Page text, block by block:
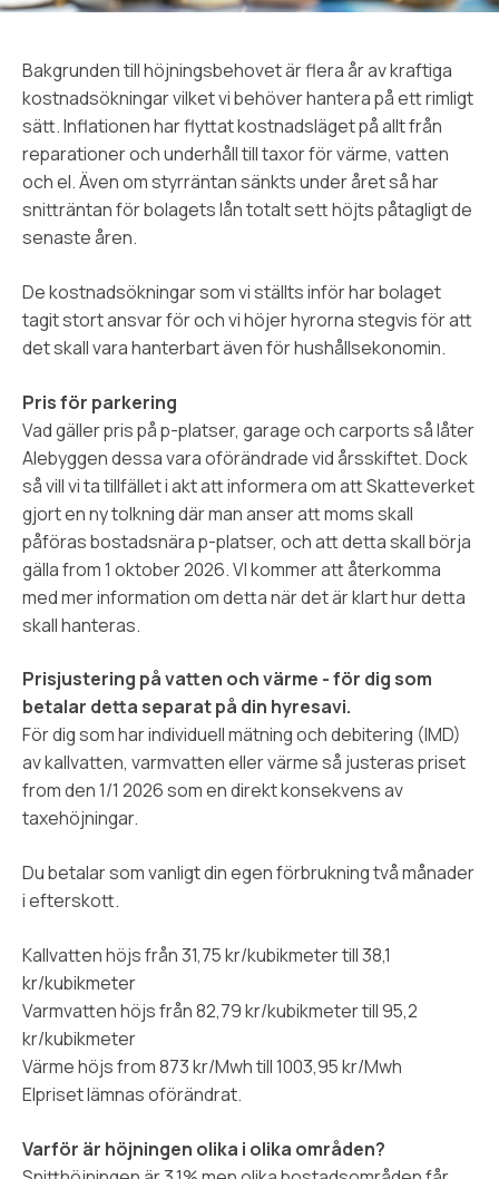
Bakgrunden till höjningsbehovet är flera år av kraftiga
kostnadsökningar vilket vi behöver hantera på ett rimligt
sätt. Inflationen har flyttat kostnadsläget på allt från
reparationer och underhåll till taxor för värme, vatten
och el. Även om styrräntan sänkts under året så har
snitträntan för bolagets lån totalt sett höjts påtagligt de
senaste åren.
De kostnadsökningar som vi ställts inför har bolaget
tagit stort ansvar för och vi höjer hyrorna stegvis för att
det skall vara hanterbart även för hushållsekonomin.
Pris för parkering
Vad gäller pris på p-platser, garage och carports så låter
Alebyggen dessa vara oförändrade vid årsskiftet. Dock
så vill vi ta tillfället i akt att informera om att Skatteverket
gjort en ny tolkning där man anser att moms skall
påföras bostadsnära p-platser, och att detta skall börja
gälla from 1 oktober 2026. VI kommer att återkomma
med mer information om detta när det är klart hur detta
skall hanteras.
Prisjustering på vatten och värme - för dig som
betalar detta separat på din hyresavi.
För dig som har individuell mätning och debitering (IMD)
av kallvatten, varmvatten eller värme så justeras priset
from den 1/1 2026 som en direkt konsekvens av
taxehöjningar.
Du betalar som vanligt din egen förbrukning två månader
i efterskott.
Kallvatten höjs från 31,75 kr/kubikmeter till 38,1
kr/kubikmeter
Varmvatten höjs från 82,79 kr/kubikmeter till 95,2
kr/kubikmeter
Värme höjs from 873 kr/Mwh till 1003,95 kr/Mwh
Elpriset lämnas oförändrat.
Varför är höjningen olika i olika områden?